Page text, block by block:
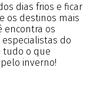
dias frios e ficar
os destinos mais
encontra os
do
tudo o que
inverno!